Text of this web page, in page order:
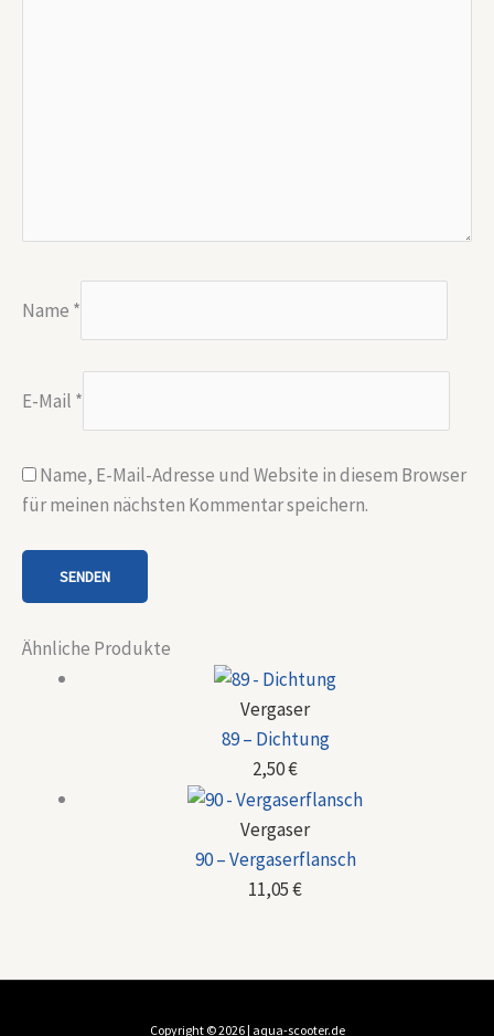
Name *
E-Mail *
Name, E-Mail-Adresse und Website in diesem Browser
für meinen nächsten Kommentar speichern.
Ähnliche Produkte
Vergaser
89 – Dichtung
2,50€
Vergaser
90 – Vergaserflansch
11,05€
Copyright © 2026 | aqua-scooter.de